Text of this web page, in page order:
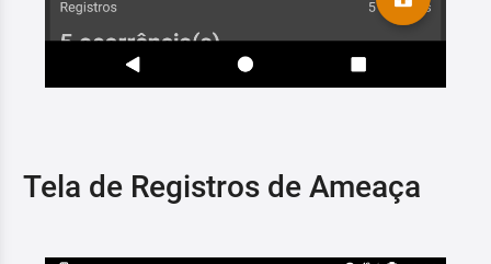
Tela de Registros de Ameaça